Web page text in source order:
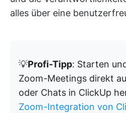
alles über eine
💡Profi-Tipp: Starten
Zoom-Meetings direkt
oder Chats in ClickUp
Zoom-Integration von